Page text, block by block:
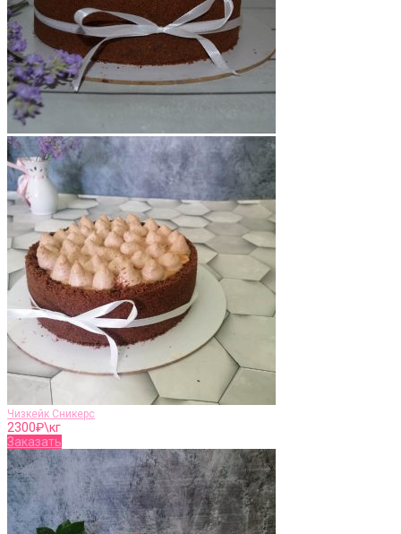
Чизкейк Сникерс
2300₽\кг
Заказать